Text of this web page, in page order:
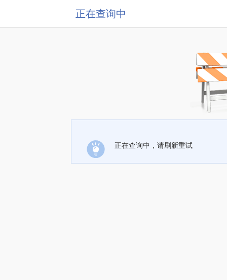
正在查询中
正在查询中，请刷新重试